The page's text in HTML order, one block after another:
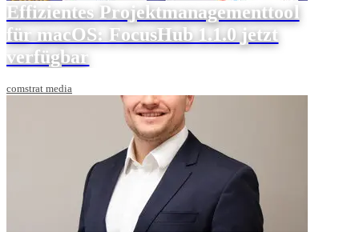
Effizientes Projektmanagementtool
für macOS: FocusHub 1.1.0 jetzt
verfügbar
comstrat media